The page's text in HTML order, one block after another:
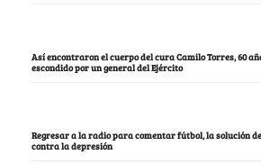
Así encontraron el cuerpo del cura Camilo Torres, 60
escondido por un general del Ejército
Regresar a la radio para comentar fútbol, la solución
contra la depresión